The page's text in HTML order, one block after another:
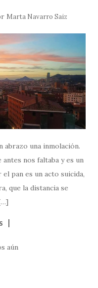
Marta Navarro Saiz
abrazo una inmolación.
nos faltaba y es un
pan es un acto suicida,
que la distancia se
aún